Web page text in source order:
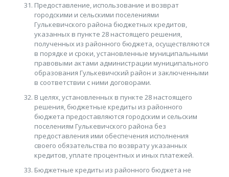
Предоставление, использование и возврат
городскими и сельскими поселениями
Гулькевичского района бюджетных кредитов,
указанных в пункте 28 настоящего решения,
полученных из районного бюджета, осуществляются
в порядке и сроки, установленные муниципальными
правовыми актами администрации муниципального
образования Гулькевичский район и заключенными
в соответствии с ними договорами.
В целях, установленных в пункте 28 настоящего
решения, бюджетные кредиты из районного
бюджета предоставляются городским и сельским
поселениям Гулькевичского района без
предоставления ими обеспечения исполнения
своего обязательства по возврату указанных
кредитов, уплате процентных и иных платежей.
Бюджетные кредиты из районного бюджета не